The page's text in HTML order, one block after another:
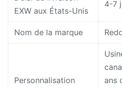
EXW aux États-Unis
4-7
Nom de la marque
Personnalisation
ans